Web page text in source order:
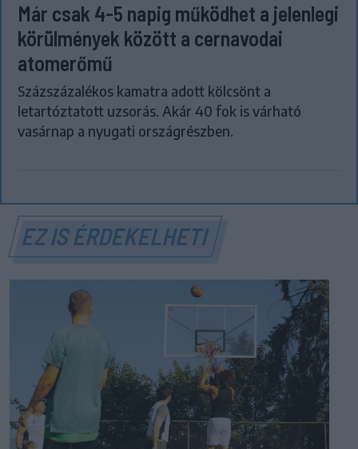
Már csak 4-5 napig működhet a jelenlegi
körülmények között a cernavodai
atomerőmű
Százszázalékos kamatra adott kölcsönt a
letartóztatott uzsorás. Akár 40 fok is várható
vasárnap a nyugati országrészben.
EZ IS ÉRDEKELHETI